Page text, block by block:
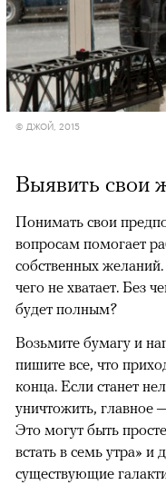
© ДЖОЙ, 2015
Выявить свои
Понимать свои
вопросам помогает
собственных
чего не хватает. Без
будет полным?
Возьмите бумагу и
пишите все, что
конца. Если станет
уничтожить, главное
Это могут быть
встать в семь утра» и
существующие